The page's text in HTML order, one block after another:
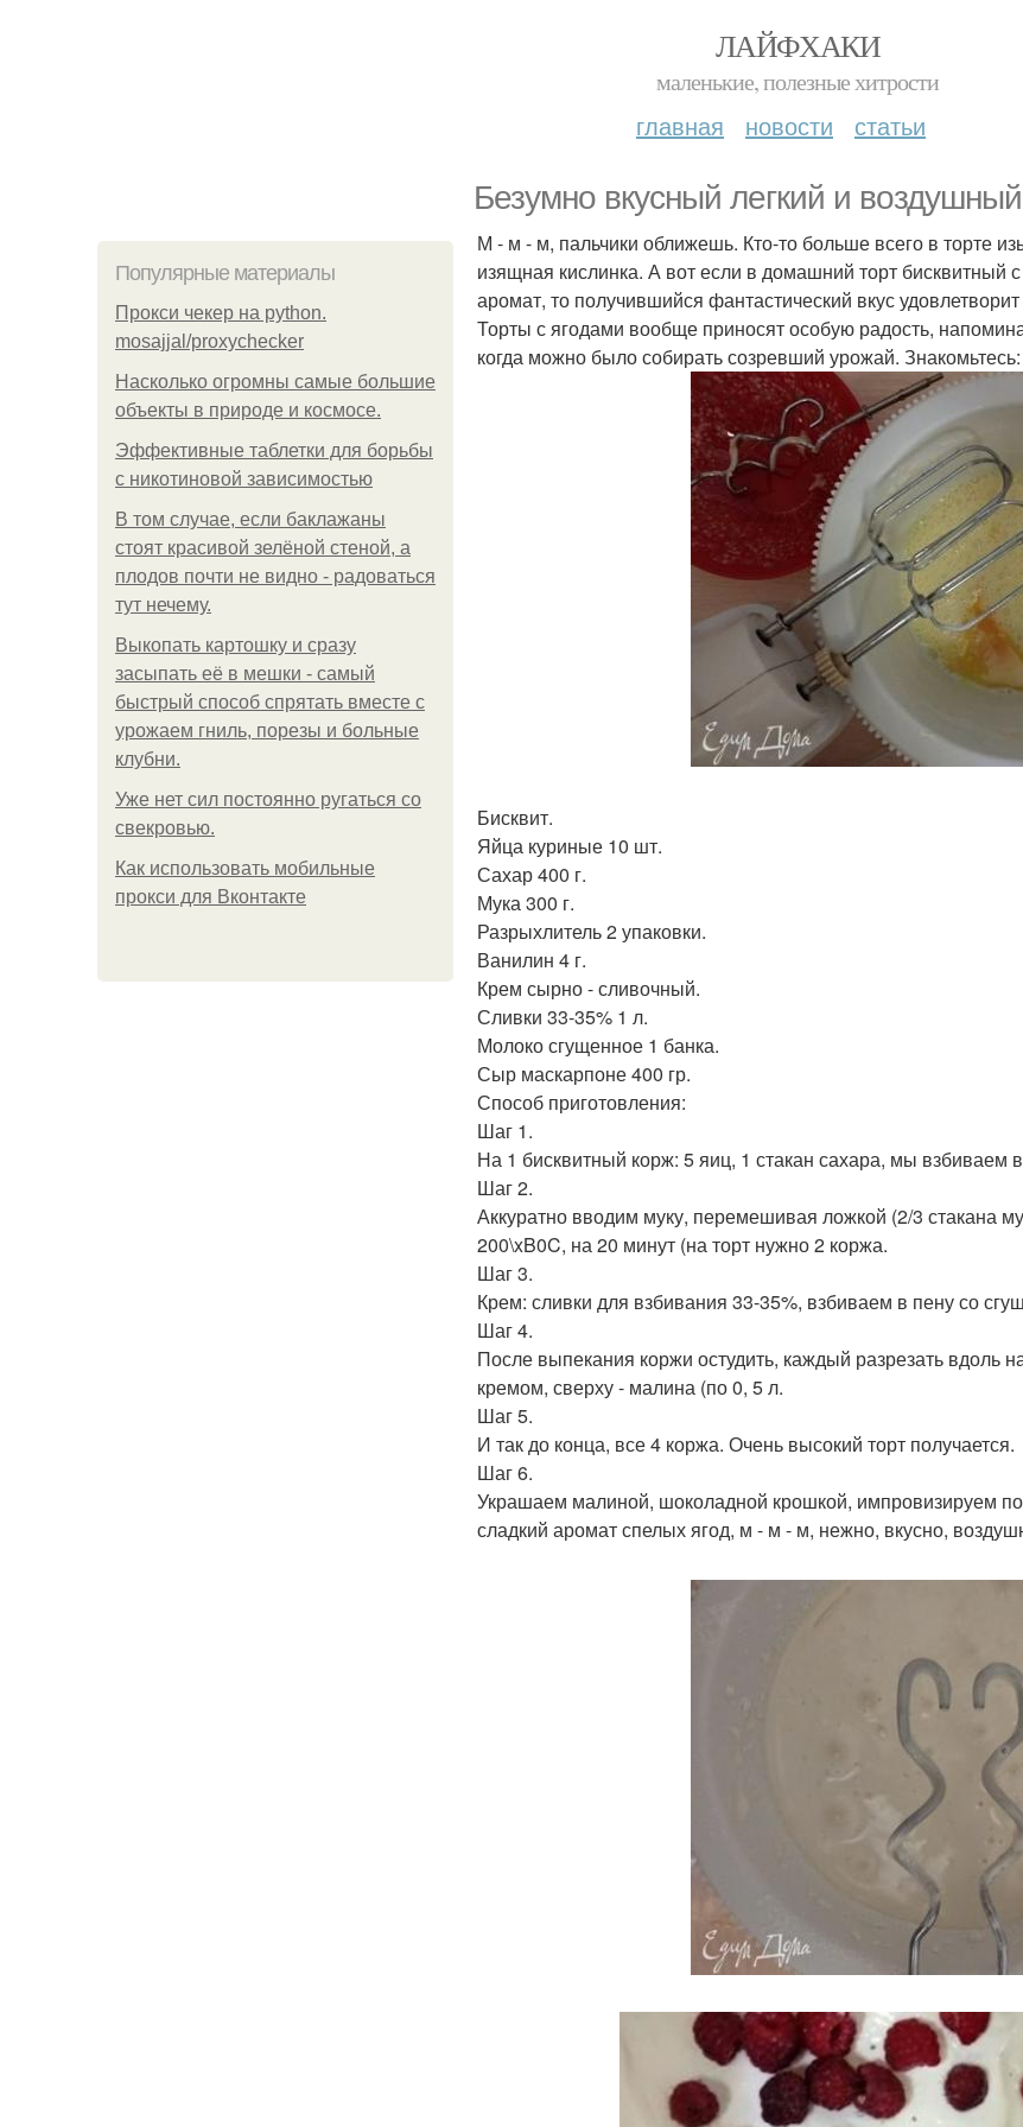
ЛАЙФХАКИ
маленькие, полезные хитрости
главная новости статьи
Безумно вкусный легкий и
Популярные материалы
Прокси чекер на python.
mosajjal/proxychecker
Насколько огромны самые большие
объекты в природе и космосе.
Эффективные таблетки для борьбы
с никотиновой зависимостью
В том случае, если баклажаны
стоят красивой зелёной стеной, а
плодов почти не видно - радоваться
тут нечему.
Выкопать картошку и сразу
засыпать её в мешки - самый
быстрый способ спрятать вместе с
урожаем гниль, порезы и больные
клубни.
Уже нет сил постоянно ругаться со
свекровью.
Как использовать мобильные
прокси для Вконтакте
М - м - м, пальчики оближешь. Кто-то больше всего в торте
изящная кислинка. А вот если в домашний торт
аромат, то получившийся фантастический вкус
Торты с ягодами вообще приносят особую радость,
когда можно было собирать созревший урожай.
Бисквит.
Яйца куриные 10 шт.
Сахар 400 г.
Мука 300 г.
Разрыхлитель 2 упаковки.
Ванилин 4 г.
Крем сырно - сливочный.
Сливки 33-35% 1 л.
Молоко сгущенное 1 банка.
Сыр маскарпоне 400 гр.
Способ приготовления:
Шаг 1.
На 1 бисквитный корж: 5 яиц, 1 стакан сахара, мы
Шаг 2.
Аккуратно вводим муку, перемешивая ложкой (2/3 стакана
200\xB0C, на 20 минут (на торт нужно 2 коржа.
Шаг 3.
Крем: сливки для взбивания 33-35%, взбиваем в пену со
Шаг 4.
После выпекания коржи остудить, каждый разрезать вдоль
кремом, сверху - малина (по 0, 5 л.
Шаг 5.
И так до конца, все 4 коржа. Очень высокий торт получается.
Шаг 6.
Украшаем малиной, шоколадной крошкой, импровизируем
сладкий аромат спелых ягод, м - м - м, нежно, вкусно,